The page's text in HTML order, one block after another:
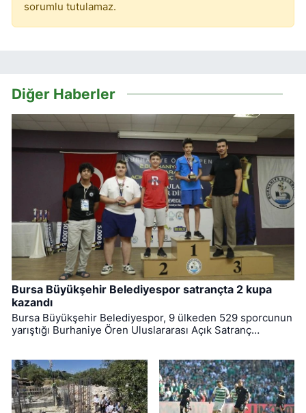
sorumlu tutulamaz.
Diğer Haberler
Bursa Büyükşehir Belediyespor satrançta 2 kupa
kazandı
Bursa Büyükşehir Belediyespor, 9 ülkeden 529 sporcunun
yarıştığı Burhaniye Ören Uluslararası Açık Satranç